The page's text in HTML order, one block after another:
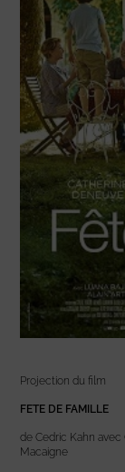
Projection du film
FETE DE FAMILLE
de Cedric Kahn
Macaigne